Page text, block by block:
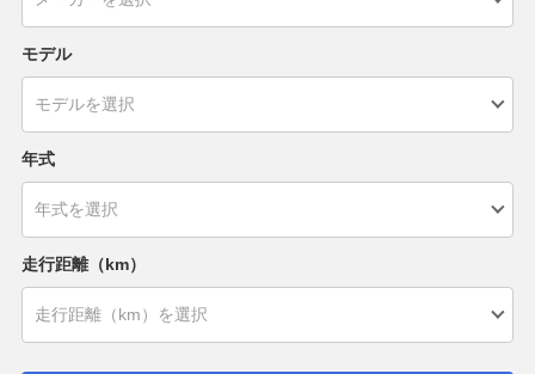
モデル
年式
走行距離（km）